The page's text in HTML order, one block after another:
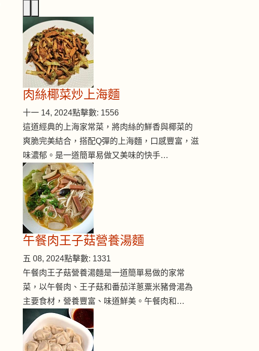
肉絲椰菜炒上海麵
十一 14, 2024點擊數: 1556
這道經典的上海家常菜，將肉絲的鮮香與椰菜的
爽脆完美結合，搭配Q彈的上海麵，口感豐富，滋
味濃郁。是一道簡單易做又美味的快手…
午餐肉王子菇營養湯麵
五 08, 2024點擊數: 1331
午餐肉王子菇營養湯麵是一道簡單易做的家常
菜，以午餐肉、王子菇和番茄洋蔥粟米豬骨湯為
主要食材，營養豐富、味道鮮美。午餐肉和…